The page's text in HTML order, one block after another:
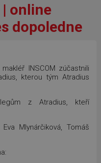
online
dopoledne
INSCOM zúčastnili
kterou tým Atradius
z Atradius, kteří
Mlynárčiková, Tomáš